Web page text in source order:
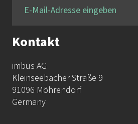
Kontakt
imbus AG
Kleinseebacher Straße 9
91096 Möhrendorf
Germany